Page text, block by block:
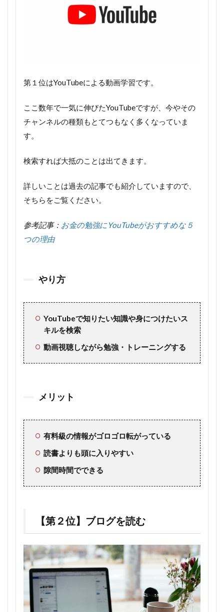
第１位はYouTubeによる動画学習です。
ここ数年で一気に伸びたYouTubeですが、今やその
チャンネルの種類もとてつもなく多くなっていま
す。
検索すれば大抵のことは出てきます。
詳しいことは過去の記事でも紹介していますので、
そちらをご覧ください。
参考記事： お金の勉強にYouTubeがおすすめな５
つの理由
やり方
YouTubeで知りたい知識や身につけたいス
キルを検索
動画視聴しながら勉強・トレーニングする
メリット
有料級の情報がゴロゴロ転がっている
読書よりも頭に入りやすい
隙間時間でできる
【第２位】ブログを読む